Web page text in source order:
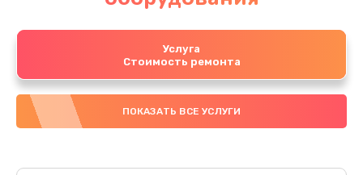
Услуга
Стоимость ремонта
ПОКАЗАТЬ ВСЕ УСЛУГИ